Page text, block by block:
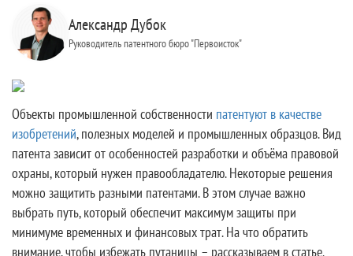
Александр Дубок
Руководитель патентного бюро "Первоисток"
Объекты промышленной собственности патентуют в качестве
изобретений, полезных моделей и промышленных образцов. Вид
патента зависит от особенностей разработки и объёма правовой
охраны, который нужен правообладателю. Некоторые решения
можно защитить разными патентами. В этом случае важно
выбрать путь, который обеспечит максимум защиты при
минимуме временных и финансовых трат. На что обратить
внимание, чтобы избежать путаницы – рассказываем в статье.